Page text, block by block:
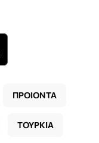
ΠΡΟΙΟΝΤΑ
ΤΟΥΡΚΙΑ